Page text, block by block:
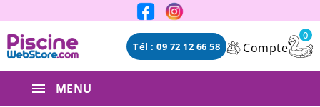
Panneau de gestion des cookies
Tél : 09 72 12 66 58 Compte
0
MENU